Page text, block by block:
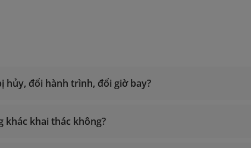
hủy, đổi hành trình, đổi giờ bay?
gọi tại Việt Nam) hoặc (+84-24) 38320320 (cuộc gọi
khác khai thác không?